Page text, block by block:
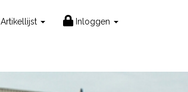
Artikellijst Inloggen